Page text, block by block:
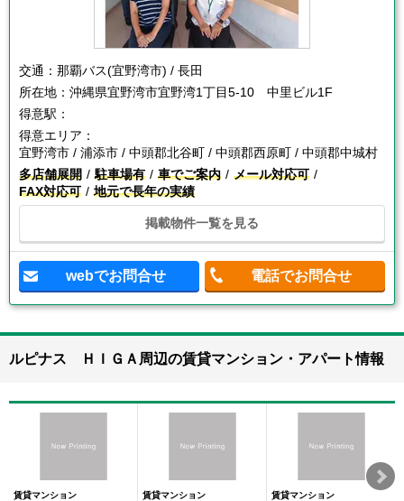
交通： 那覇バス(宜野湾市) / 長田
所在地： 沖縄県宜野湾市宜野湾1丁目5-10 中里ビル1F
得意駅：
得意エリア：
宜野湾市 / 浦添市 / 中頭郡北谷町 / 中頭郡西原町 / 中頭郡中城村
多店舗展開
駐車場有 車でご案内
メール対応可
FAX対応可
地元で長年の実績
掲載物件一覧を見る
webでお問合せ 電話でお問合せ
ルピナス ＨＩＧＡ周辺の賃貸マンション・アパート情報
賃貸マンション
賃貸マンション
賃貸マンション